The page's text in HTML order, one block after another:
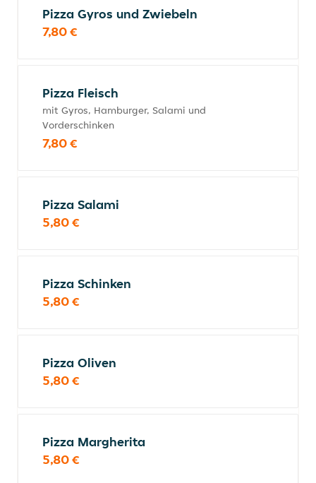
Pizza Gyros und Zwiebeln
7,80 €
Pizza Fleisch
mit Gyros, Hamburger, Salami und
Vorderschinken
7,80 €
Pizza Salami
5,80 €
Pizza Schinken
5,80 €
Pizza Oliven
5,80 €
Pizza Margherita
5,80 €